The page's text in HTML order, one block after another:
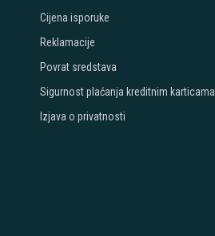
Cijena isporuke
Reklamacije
Povrat sredstava
Sigurnost plaćanja kreditnim karticama
Izjava o privatnosti